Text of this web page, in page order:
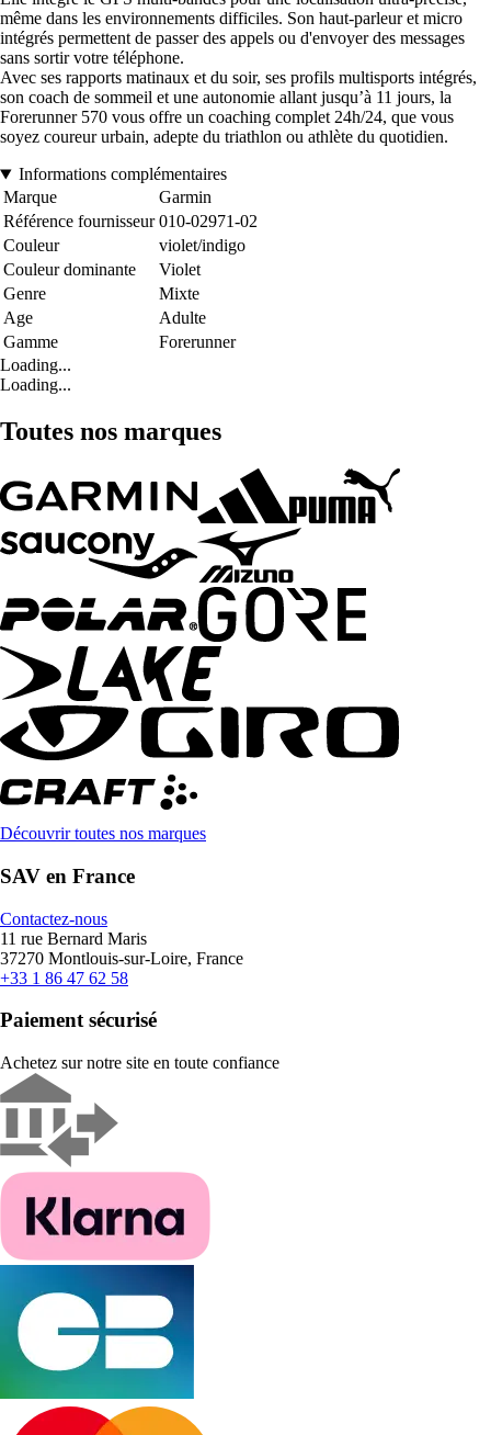
même dans les environnements difficiles. Son haut-parleur et micro
intégrés permettent de passer des appels ou d'envoyer des messages
sans sortir votre téléphone.
Avec ses rapports matinaux et du soir, ses profils multisports intégrés,
son coach de sommeil et une autonomie allant jusqu’à 11 jours, la
Forerunner 570 vous offre un coaching complet 24h/24, que vous
soyez coureur urbain, adepte du triathlon ou athlète du quotidien.
Informations complémentaires
Marque
Garmin
Référence fournisseur 010-02971-02
Couleur
violet/indigo
Couleur dominante
Violet
Genre
Mixte
Age
Adulte
Gamme
Forerunner
Loading...
Loading...
Toutes nos marques
Découvrir toutes nos marques
SAV en France
Contactez-nous
11 rue Bernard Maris
37270 Montlouis-sur-Loire, France
+33 1 86 47 62 58
Paiement sécurisé
Achetez sur notre site en toute confiance